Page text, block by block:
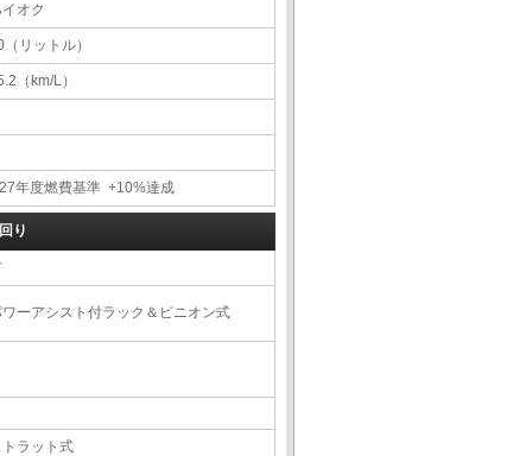
オク
（リットル）
（km/L）
年度燃費基準 +10%達成
り
ーアシスト付ラック＆ピニオン式
ラット式